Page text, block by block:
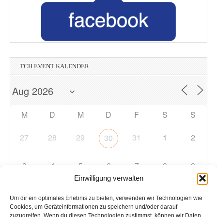
Einwilligung verwalten
Um dir ein optimales Erlebnis zu bieten, verwenden wir Technologien wie
Cookies, um Geräteinformationen zu speichern und/oder darauf
zuzugreifen. Wenn du diesen Technologien zustimmst, können wir Daten
TCH EVENT KALENDER
M D M D F S S
27 28 29 30 31 1 2
3 4 5 6 7 8 9
10 11 12 13 14 15